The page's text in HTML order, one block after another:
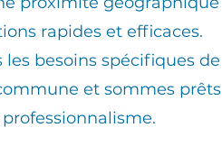
rapides et efficaces.
besoins spécifiques de
et sommes prêts